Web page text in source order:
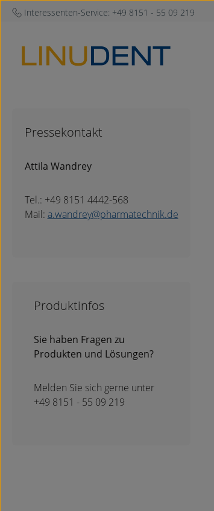
Hauptinhalt springen
Zur Hauptnavigation springen
Interessenten-Service: +49 8151 - 55 09 219
Pressekontakt
Attila Wandrey
Tel.: +49 8151 4442-568
Mail: a.wandrey@pharmatechnik.de
Produktinfos
Sie haben Fragen zu
Produkten und Lösungen?
Melden Sie sich gerne unter
+49 8151 - 55 09 219